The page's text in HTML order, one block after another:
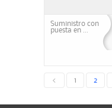
Suministro con
puesta en ...
< 1 2